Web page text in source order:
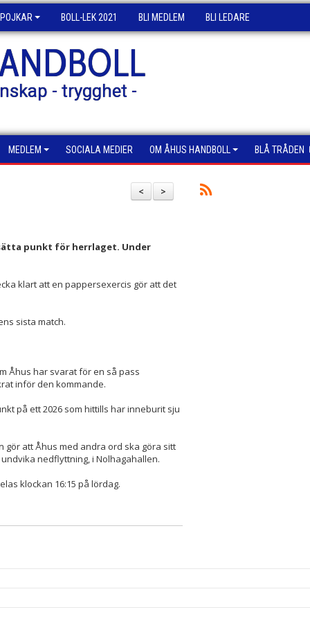
POJKAR BOLL-LEK 2021 BLI MEDLEM BLI LEDARE
- trygghet -
MEDLEM SOCIALA MEDIER OM ÅHUS HANDBOLL BLÅ TRÅDEN
>
<
punkt för herrlaget. Under
klart att en pappersexercis gör att det
sista match.
Åhus har svarat för en så pass
inför den kommande.
på ett 2026 som hittills har inneburit sju
gör att Åhus med andra ord ska göra sitt
nedflyttning, i Nolhagahallen.
klockan 16:15 på lördag.